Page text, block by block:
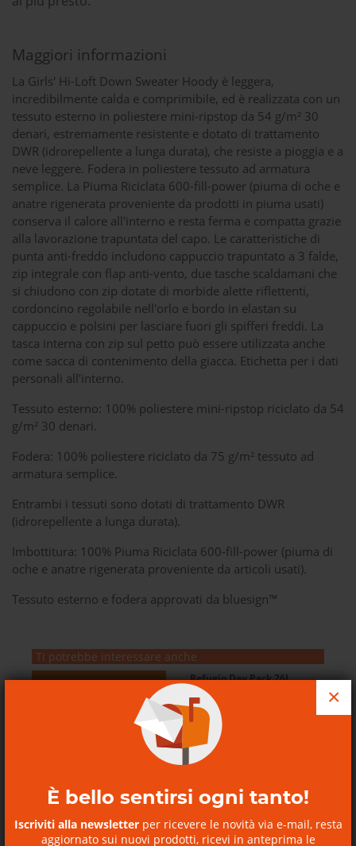
È bello sentirsi ogni tanto!
Iscriviti alla newsletterper ricevere le novità via e-mail, resta
aggiornato sui nuovi prodotti, ricevi in anteprima le
×
Maggiori informazioni
La Girls' Hi-Loft Down Sweater Hoody è leggera,
incredibilmente calda e comprimibile, ed è realizzata con un
tessuto esterno in poliestere mini-ripstop da 54 g/m² 30
denari, estremamente resistente e dotato di trattamento
DWR (idrorepellente a lunga durata), che resiste a pioggia e a
neve leggere. Fodera in poliestere tessuto ad armatura
semplice. La Piuma Riciclata 600-fill-power (piuma di oche e
anatre rigenerata proveniente da prodotti in piuma usati)
conserva il calore all'interno e resta ferma e compatta grazie
alla lavorazione trapuntata del capo. Le caratteristiche di
punta anti-freddo includono cappuccio trapuntato a 3 falde,
zip integrale con flap anti-vento, due tasche scaldamani che
si chiudono con zip dotate di morbide alette riflettenti,
cordoncino regolabile nell'orlo e bordo in elastan su
cappuccio e polsini per lasciare fuori gli spifferi freddi. La
tasca interna con zip sul petto può essere utilizzata anche
come sacca di contenimento della giacca. Etichetta per i dati
personali all’interno.
Tessuto esterno: 100% poliestere mini-ripstop riciclato da 54
g/m² 30 denari.
Fodera: 100% poliestere riciclato da 75 g/m² tessuto ad
armatura semplice.
Entrambi i tessuti sono dotati di trattamento DWR
(idrorepellente a lunga durata).
Imbottitura: 100% Piuma Riciclata 600-fill-power (piuma di
oche e anatre rigenerata proveniente da articoli usati).
Tessuto esterno e fodera approvati da bluesign™
Ti potrebbe interessare anche
SCOPRI I NOSTRI BUONI
REGALO
Refugio Day Pack 26L
Refugio Day Pack 26L
Patagonia